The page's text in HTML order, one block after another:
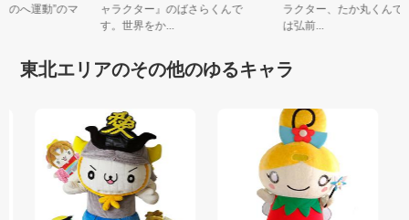
ちのへ運動”のマ
ャラクター』のばさらくんで
す。世界をか...
ラクター、たか丸くん
は弘前...
東北エリアのその他のゆるキャラ